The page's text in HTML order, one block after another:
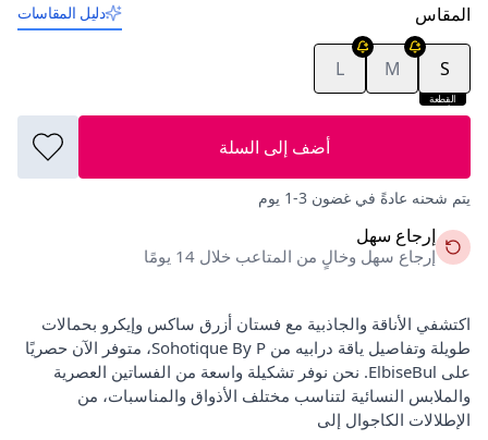
المقاس
دليل المقاسات
القطعة
S
M
L
أضف إلى السلة
يتم شحنه عادةً في غضون 3-1 يوم
إرجاع سهل
إرجاع سهل وخالٍ من المتاعب خلال 14 يومًا
اكتشفي الأناقة والجاذبية مع فستان أزرق ساكس وإيكرو بحمالات
طويلة وتفاصيل ياقة درابيه من Sohotique By P، متوفر الآن حصريًا
على ElbiseBul. نحن نوفر تشكيلة واسعة من الفساتين العصرية
والملابس النسائية لتناسب مختلف الأذواق والمناسبات، من
الإطلالات الكاجوال إلى